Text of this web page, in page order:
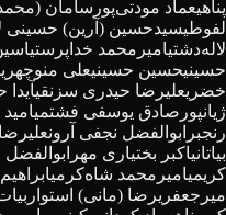
پناهیعماد مودتی‌پور سامان
لفوطیسیدحسین (آرین) حسینی
لاله‌دشتیامیرمحمد خداپرست
حسینیحسین حسینیعلی منوچهری
خضریعلیرضا حیدری سزنقی
ژیانپور صادق یوسفی فشتمی
رنجبر ابوالفضل نجفی آرون
بیاتانیاکبر بختیاری مهر
کریمیامیرمحمد شاه‌کرمی
میرجعفریرضا (مانی) استوار